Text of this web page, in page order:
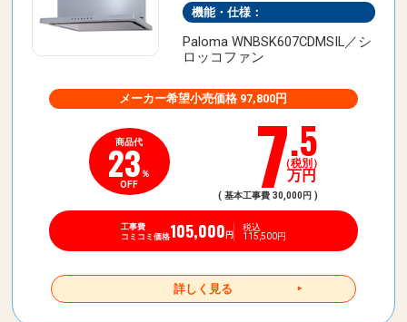
機能・仕様：
Paloma WNBSK607CDMSIL／シ
ロッコファン
メーカー希望小売価格 97,800円
商品代
23％
OFF
7.5
（税別）
万円
( 基本工事費 30,000円 )
工事費
コミコミ価格105,000 円
税込
115,500円
詳しく見る